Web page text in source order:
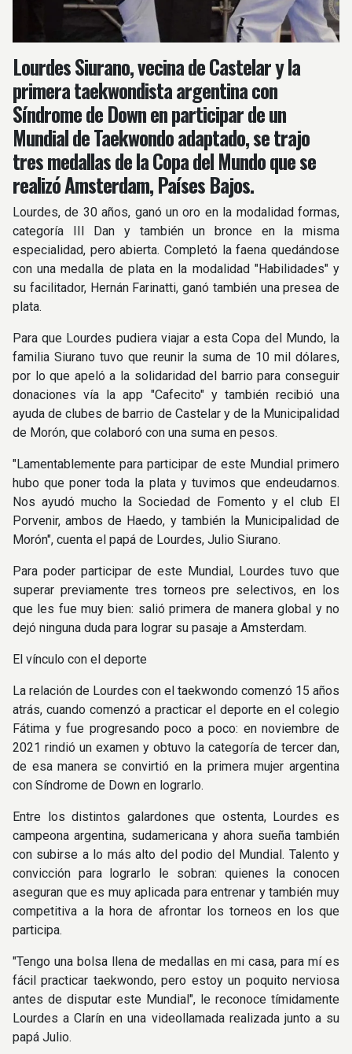
Lourdes Siurano, vecina de Castelar y la
primera taekwondista argentina con
Síndrome de Down en participar de un
Mundial de Taekwondo adaptado, se trajo
tres medallas de la Copa del Mundo que se
realizó Amsterdam, Países Bajos.
Lourdes, de 30 años, ganó un oro en la modalidad formas,
categoría III Dan y también un bronce en la misma
especialidad, pero abierta. Completó la faena quedándose
con una medalla de plata en la modalidad "Habilidades" y
su facilitador, Hernán Farinatti, ganó también una presea de
plata.
Para que Lourdes pudiera viajar a esta Copa del Mundo, la
familia Siurano tuvo que reunir la suma de 10 mil dólares,
por lo que apeló a la solidaridad del barrio para conseguir
donaciones vía la app "Cafecito" y también recibió una
ayuda de clubes de barrio de Castelar y de la Municipalidad
de Morón, que colaboró con una suma en pesos.
"Lamentablemente para participar de este Mundial primero
hubo que poner toda la plata y tuvimos que endeudarnos.
Nos ayudó mucho la Sociedad de Fomento y el club El
Porvenir, ambos de Haedo, y también la Municipalidad de
Morón", cuenta el papá de Lourdes, Julio Siurano.
Para poder participar de este Mundial, Lourdes tuvo que
superar previamente tres torneos pre selectivos, en los
que les fue muy bien: salió primera de manera global y no
dejó ninguna duda para lograr su pasaje a Amsterdam.
El vínculo con el deporte
La relación de Lourdes con el taekwondo comenzó 15 años
atrás, cuando comenzó a practicar el deporte en el colegio
Fátima y fue progresando poco a poco: en noviembre de
2021 rindió un examen y obtuvo la categoría de tercer dan,
de esa manera se convirtió en la primera mujer argentina
con Síndrome de Down en lograrlo.
Entre los distintos galardones que ostenta, Lourdes es
campeona argentina, sudamericana y ahora sueña también
con subirse a lo más alto del podio del Mundial. Talento y
convicción para lograrlo le sobran: quienes la conocen
aseguran que es muy aplicada para entrenar y también muy
competitiva a la hora de afrontar los torneos en los que
participa.
"Tengo una bolsa llena de medallas en mi casa, para mí es
fácil practicar taekwondo, pero estoy un poquito nerviosa
antes de disputar este Mundial", le reconoce tímidamente
Lourdes a Clarín en una videollamada realizada junto a su
papá Julio.